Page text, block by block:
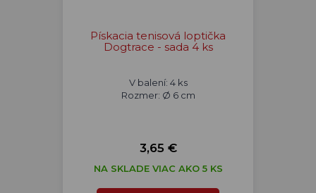
Pískacia tenisová loptička
Dogtrace - sada 4 ks
V balení: 4 ks
Rozmer: Ø 6 cm
3,65 €
NA SKLADE VIAC AKO 5 KS